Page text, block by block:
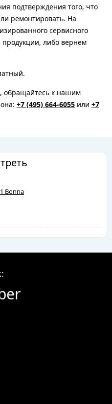
подтверждения того, что
ремонтировать. На
сервисного
либо вернем
обращайтесь к нашим
+7 (495) 664-6055 или +7
Bonna